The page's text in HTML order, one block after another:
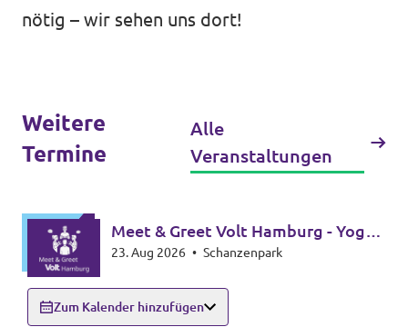
Transparenz
nötig – wir sehen uns dort!
Weitere
Termine
Alle
Veranstaltungen
Meet & Greet Volt Hamburg - Yoga
Edition
23. Aug 2026 • Schanzenpark
Zum Kalender hinzufügen